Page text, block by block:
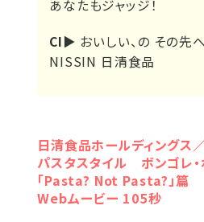
あなたもジャッジ！
CI▶ おいしい、の その先へ
NISSIN 日清食品
日清食品ホールディングス
パスタスタイル ボンゴレ
「Pasta? Not Pasta?」篇
Webムービー 105秒